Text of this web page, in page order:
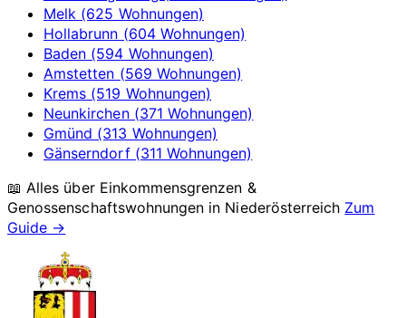
Melk (625 Wohnungen)
Hollabrunn (604 Wohnungen)
Baden (594 Wohnungen)
Amstetten (569 Wohnungen)
Krems (519 Wohnungen)
Neunkirchen (371 Wohnungen)
Gmünd (313 Wohnungen)
Gänserndorf (311 Wohnungen)
📖 Alles über Einkommensgrenzen &
Genossenschaftswohnungen in Niederösterreich Zum
Guide →